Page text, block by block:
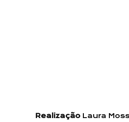
Realização Laura